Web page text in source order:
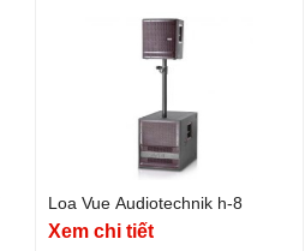
Loa Vue Audiotechnik h-8
Xem chi tiết